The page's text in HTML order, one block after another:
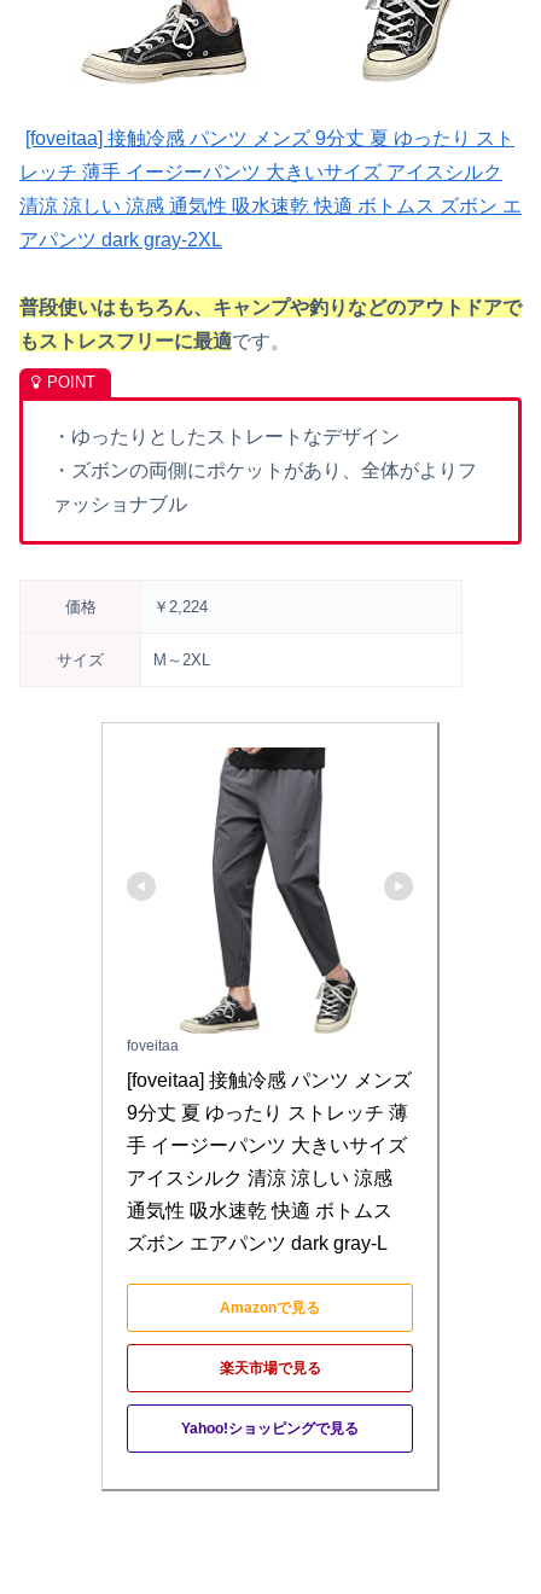
[foveitaa] 接触冷感 パンツ メンズ 9分丈 夏 ゆったり スト
レッチ 薄手 イージーパンツ 大きいサイズ アイスシルク
清涼 涼しい 涼感 通気性 吸水速乾 快適 ボトムス ズボン エ
アパンツ dark gray-2XL
普段使いはもちろん、キャンプや釣りなどのアウトドアで
もストレスフリーに最適です。
・ ゆったりとしたストレートなデザイン
・ ズボンの両側にポケットがあり、全体がよりフ
ァッショナブル
価格 ￥2,224
サイズ M～2XL
foveitaa
[foveitaa] 接触冷感 パンツ メンズ
9分丈 夏 ゆったり ストレッチ 薄
手 イージーパンツ 大きいサイズ
アイスシルク 清涼 涼しい 涼感
通気性 吸水速乾 快適 ボトムス
ズボン エアパンツ dark gray-L
Amazonで見る
楽天市場で見る
Yahoo!ショッピングで見る